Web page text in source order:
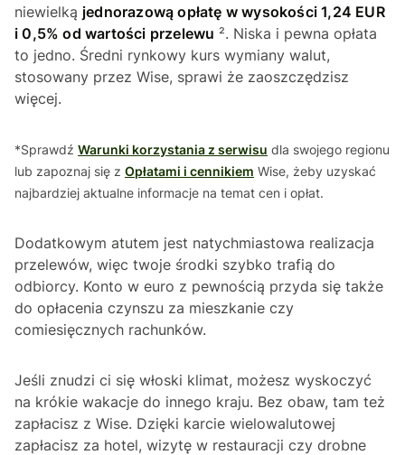
niewielką jednorazową opłatę w wysokości 1,24 EUR
i 0,5% od wartości przelewu ². Niska i pewna opłata
to jedno. Średni rynkowy kurs wymiany walut,
stosowany przez Wise, sprawi że zaoszczędzisz
więcej.
*Sprawdź Warunki korzystania z serwisu dla swojego regionu
lub zapoznaj się z Opłatami i cennikiem Wise, żeby uzyskać
najbardziej aktualne informacje na temat cen i opłat.
Dodatkowym atutem jest natychmiastowa realizacja
przelewów, więc twoje środki szybko trafią do
odbiorcy. Konto w euro z pewnością przyda się także
do opłacenia czynszu za mieszkanie czy
comiesięcznych rachunków.
Jeśli znudzi ci się włoski klimat, możesz wyskoczyć
na krókie wakacje do innego kraju. Bez obaw, tam też
zapłacisz z Wise. Dzięki karcie wielowalutowej
zapłacisz za hotel, wizytę w restauracji czy drobne